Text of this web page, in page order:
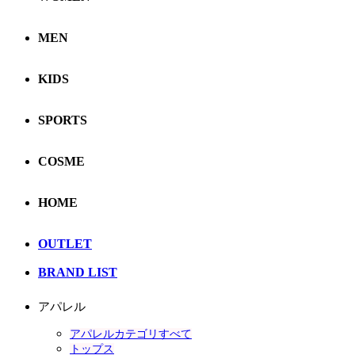
MEN
KIDS
SPORTS
COSME
HOME
OUTLET
BRAND LIST
アパレル
アパレルカテゴリすべて
トップス